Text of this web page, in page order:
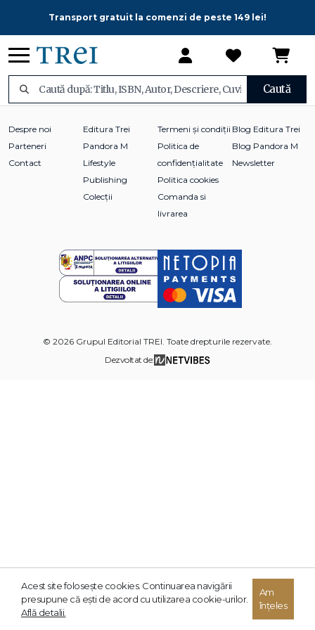
Transport gratuit la comenzi de peste 149 lei!
Caută
Despre noi
Parteneri
Contact
Editura Trei
Pandora M
Lifestyle
Publishing
Colecții
Termeni și condiții
Politica de
confidențialitate
Politica cookies
Comanda si
livrarea
Blog Editura Trei
Blog Pandora M
Newsletter
© 2026 Grupul Editorial TREI. Toate drepturile rezervate.
Dezvoltat de:
Acest site foloseşte cookies. Continuarea navigării
presupune că eşti de acord cu utilizarea cookie-urilor.
Află detalii.
Am
înțeles